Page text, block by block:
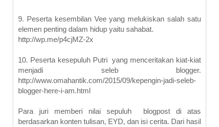
9. Peserta kesembilan Vee yang melukiskan salah satu
elemen penting dalam hidup yaitu sahabat.
http://wp.me/p4cjMZ-2x
10. Peserta kesepuluh Putri yang menceritakan kiat-kiat
menjadi seleb blogger.
http://www.omahantik.com/2015/09/kepengin-jadi-seleb-
blogger-here-i-am.html
Para juri memberi nilai sepuluh blogpost di atas
berdasarkan konten tulisan, EYD, dan isi cerita. Dari hasil